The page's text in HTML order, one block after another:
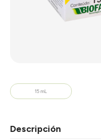
Descripción
15 mL